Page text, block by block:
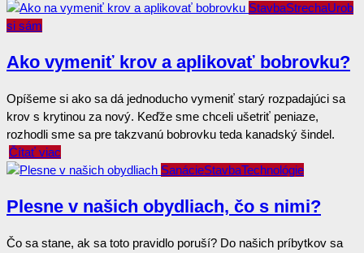
StavbaStrechaUrob
si sám
Ako vymeniť krov a aplikovať bobrovku?
Opíšeme si ako sa dá jednoducho vymeniť starý rozpadajúci sa
krov s krytinou za nový. Keďže sme chceli ušetriť peniaze,
rozhodli sme sa pre takzvanú bobrovku teda kanadský šindel.
Čítať viac
SanácieStavbaTechnológie
Plesne v našich obydliach, čo s nimi?
Čo sa stane, ak sa toto pravidlo poruší? Do našich príbytkov sa